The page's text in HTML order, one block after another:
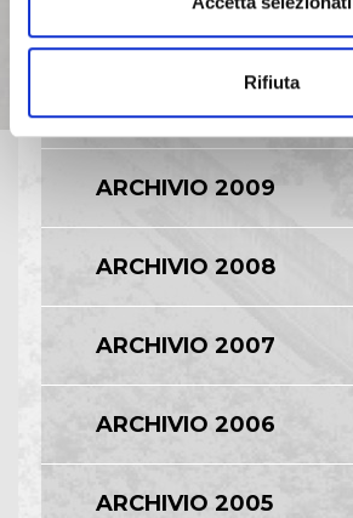
Rifiuta
ARCHIVIO 2011
ARCHIVIO 2010
ARCHIVIO 2009
ARCHIVIO 2008
ARCHIVIO 2007
ARCHIVIO 2006
ARCHIVIO 2005